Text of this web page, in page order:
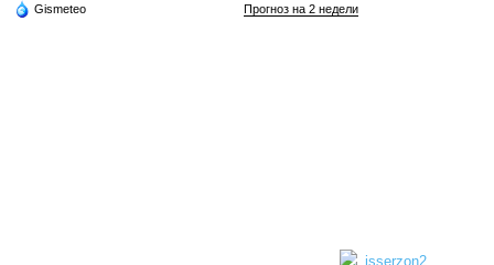
Gismeteo Прогноз на 2 недели